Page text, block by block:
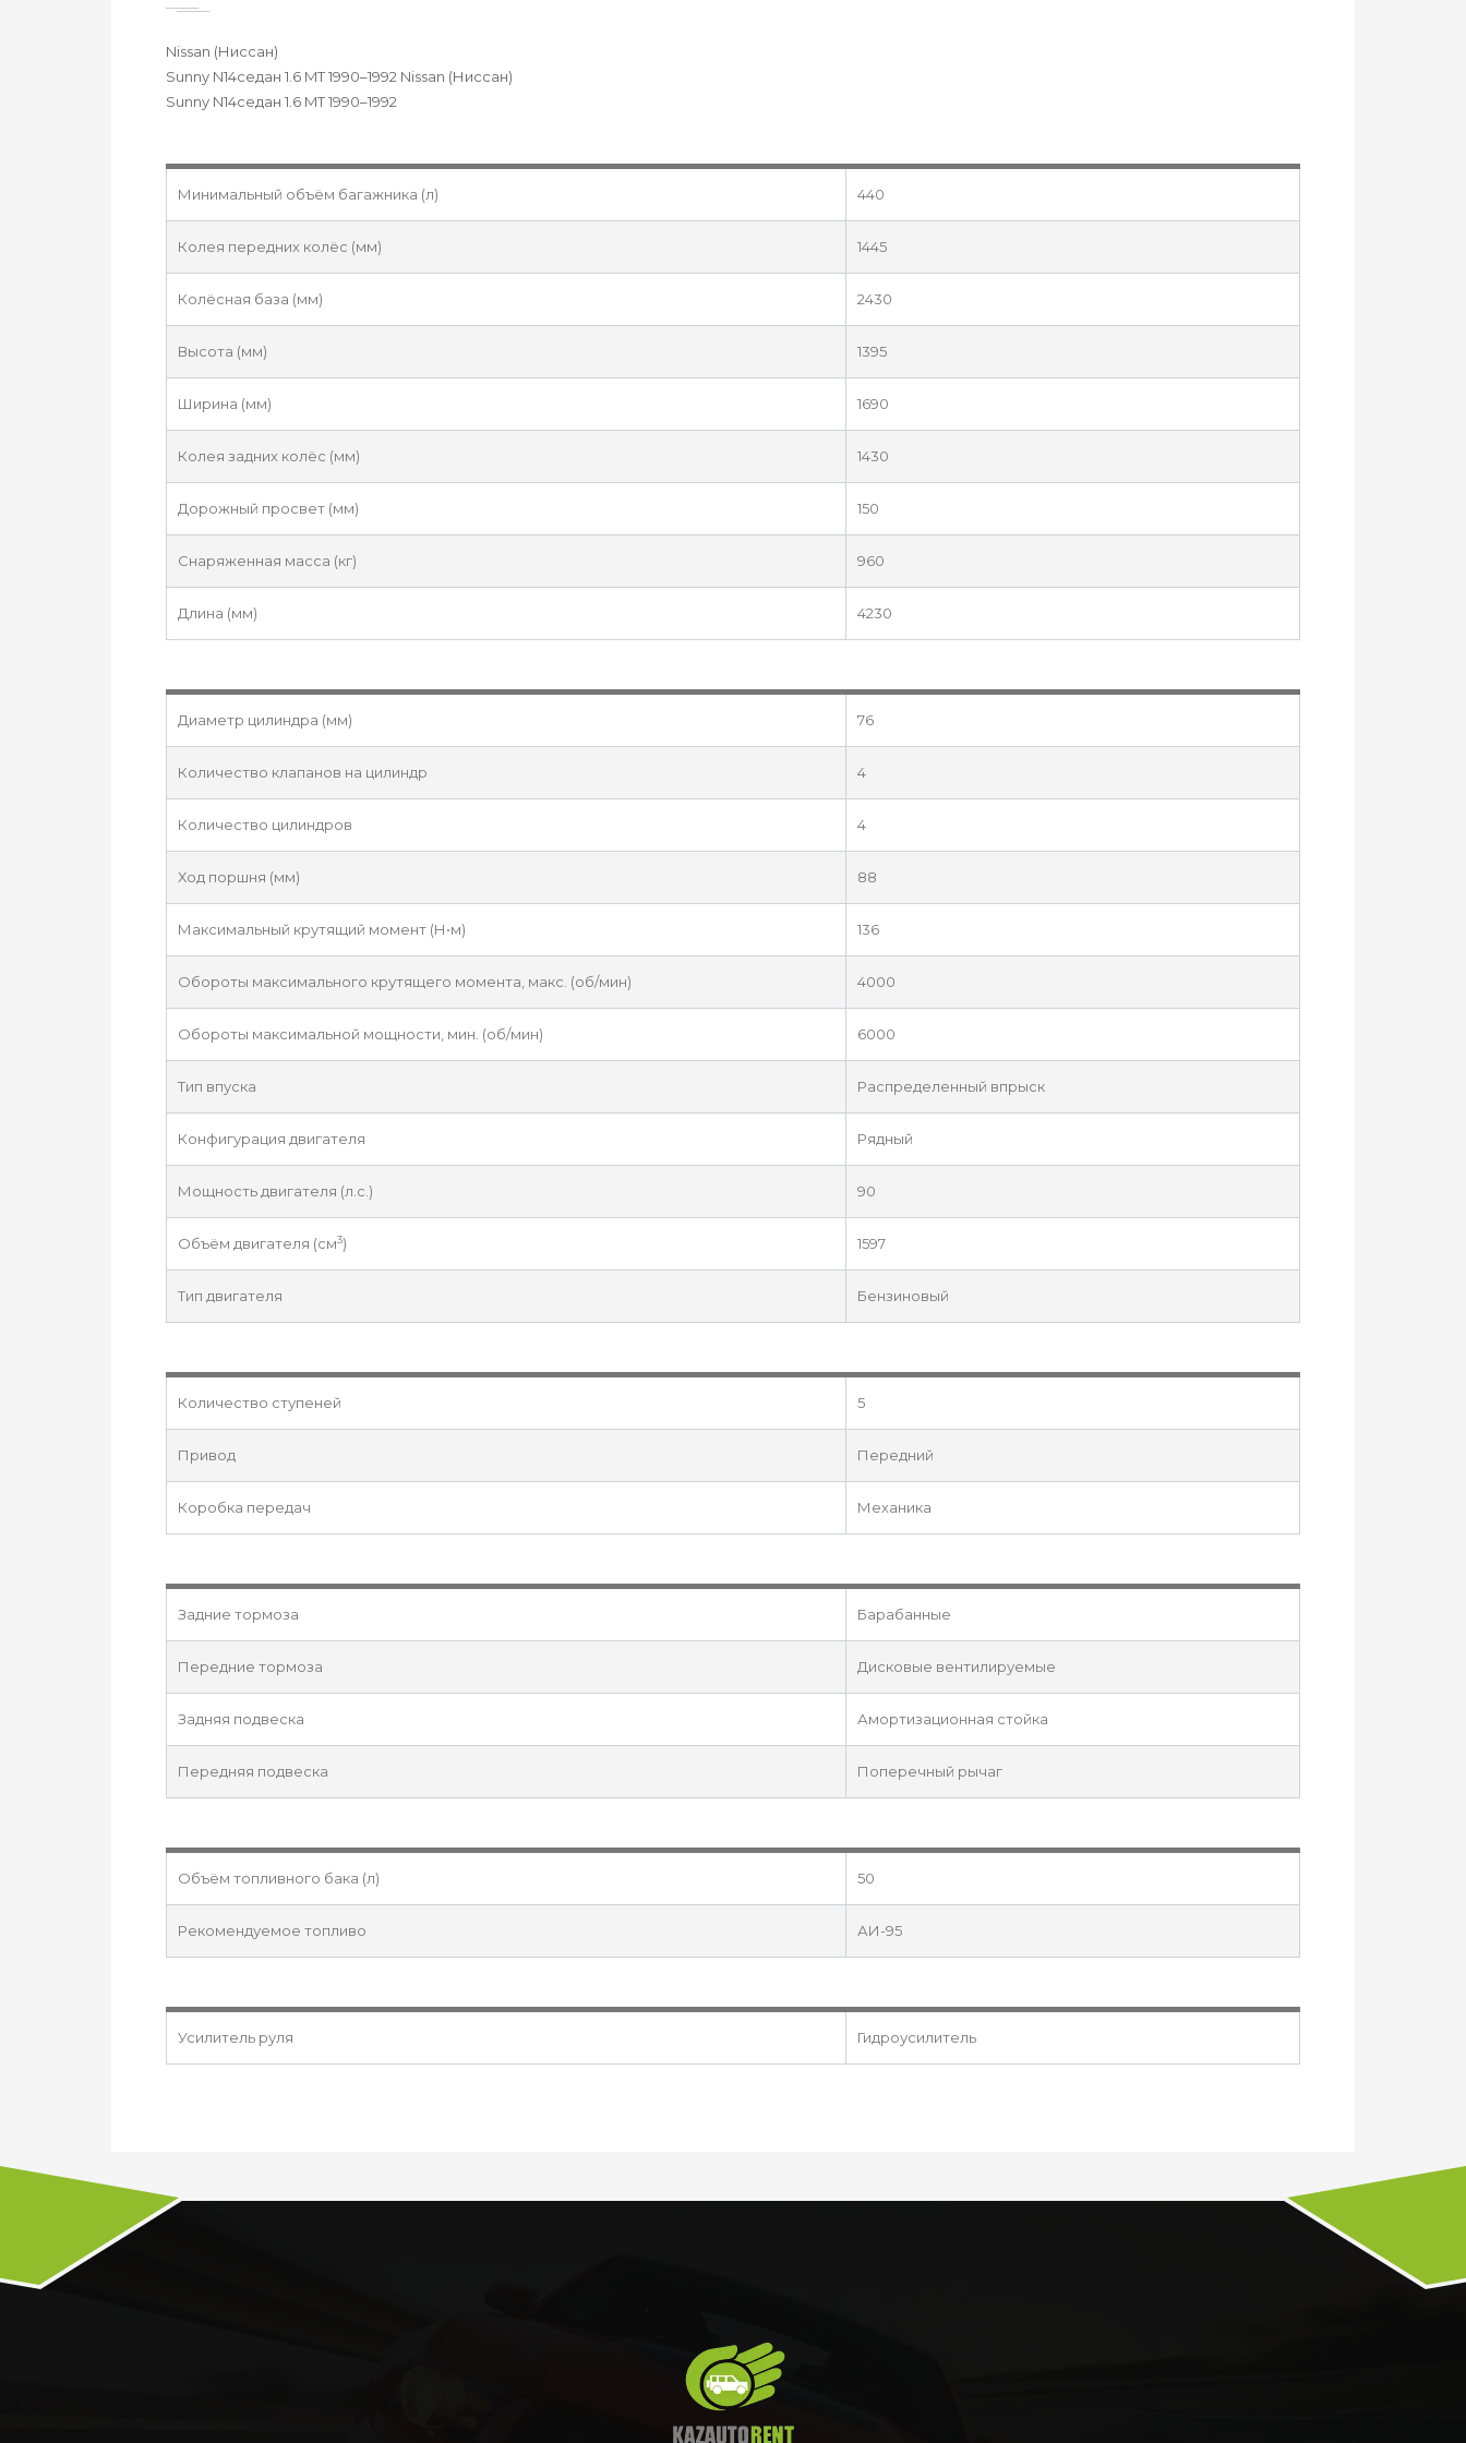
Nissan (Ниссан)
Sunny N14седан 1.6 MT 1990–1992 Nissan (Ниссан)
Sunny N14седан 1.6 MT 1990–1992
Минимальный объём багажника (л) 440
Колея передних колёс (мм) 1445
Колёсная база (мм) 2430
Высота (мм) 1395
Ширина (мм) 1690
Колея задних колёс (мм) 1430
Дорожный просвет (мм) 150
Снаряженная масса (кг) 960
Длина (мм) 4230
Диаметр цилиндра (мм) 76
Количество клапанов на цилиндр 4
Количество цилиндров 4
Ход поршня (мм) 88
Максимальный крутящий момент (Н•м) 136
Обороты максимального крутящего момента, макс. (об/мин) 4000
Обороты максимальной мощности, мин. (об/мин) 6000
Тип впуска Распределенный впрыск
Конфигурация двигателя Рядный
Мощность двигателя (л.с.) 90
Объём двигателя (см3) 1597
Тип двигателя Бензиновый
Количество ступеней 5
Привод Передний
Коробка передач Механика
Задние тормоза Барабанные
Передние тормоза Дисковые вентилируемые
Задняя подвеска Амортизационная стойка
Передняя подвеска Поперечный рычаг
Объём топливного бака (л) 50
Рекомендуемое топливо АИ-95
Усилитель руля Гидроусилитель